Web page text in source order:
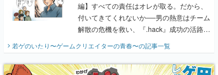
編】すべての責任はオレが取る。だから、
付いてきてくれないか──男の熱意はチーム
解散の危機を救い、『.hack』成功の活路を
開く。業界の快男児・松山 洋に流れる血は
『少年ジャンプ』色だった【若ゲのいた
り】
若ゲのいたり〜ゲームクリエイターの青春〜の記事一覧